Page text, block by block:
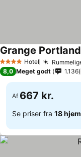
4 StjernerHotel
Grange
8,0 Meget godt 1.136
Af 667 kr.
Se priser fra 18